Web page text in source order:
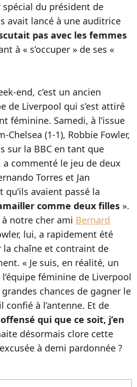
du président de
avait lancé à une auditrice
pas avec les femmes
à « s’occuper » de ses «
end, c’est un ancien
de Liverpool qui s’est attiré
féminine. Samedi, à l’issue
Chelsea (1-1), Robbie Fowler,
sur la BBC en tant que
commenté le jeu de deux
Torres et Jan
avaient passé la
comme deux filles ».
notre cher ami Bernard
lui, a rapidement été
la chaîne et contraint de
« Je suis, en réalité, un
féminine de Liverpool
chances de gagner le
à l’antenne. Et de
offensé qui que ce soit, j’en
désormais clore cette
à demi pardonnée ?